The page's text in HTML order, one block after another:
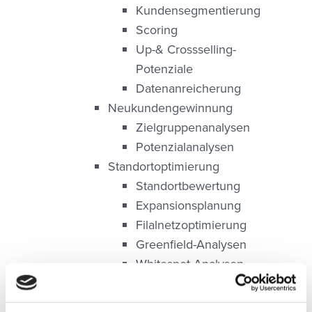
Kundensegmentierung
Scoring
Up-& Crossselling-
Potenziale
Datenanreicherung
Neukundengewinnung
Zielgruppenanalysen
Potenzialanalysen
Standortoptimierung
Standortbewertung
Expansionsplanung
Filalnetzoptimierung
Greenfield-Analysen
Whitespot-Analysen
Programmatic Advertising